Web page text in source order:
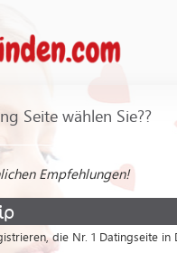
Seite wählen Sie??
Empfehlungen!